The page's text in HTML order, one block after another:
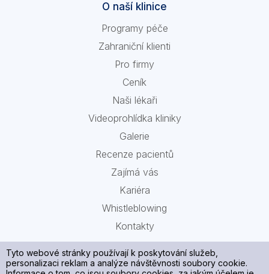
O naší klinice
Programy péče
Zahraniční klienti
Pro firmy
Ceník
Naši lékaři
Videoprohlídka kliniky
Galerie
Recenze pacientů
Zajímá vás
Kariéra
Whistleblowing
Kontakty
Tyto webové stránky používají k poskytování služeb,
personalizaci reklam a analýze návštěvnosti soubory cookie.